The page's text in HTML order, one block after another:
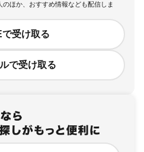
のほか、おすすめ情報なども配信しま
で受け取る
で受け取る